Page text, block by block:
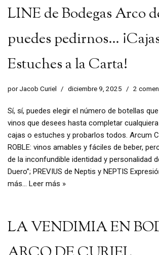
LINE de Bodegas Arco
puedes pedirnos…
Estuches a la Carta!
porJacob Curiel diciembre 9, 2025 2
Sí, sí, puedes elegir el número de botellas
vinos que desees hasta completar
cajas o estuches y probarlos todos. Arcum
ROBLE: vinos amables y fáciles de beber,
de la inconfundible identidad y personalidad
Duero”; PREVIUS de Neptis y NEPTIS
más… Leer más »
LA VENDIMIA EN